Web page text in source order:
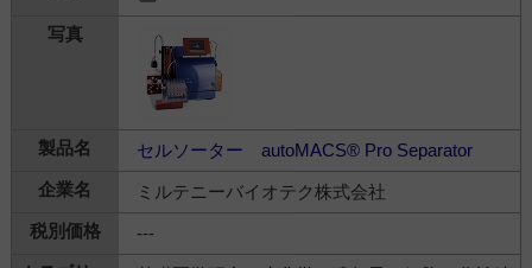
セルソーター autoMACS® Pro Separator
ミルテニーバイオテク株式会社
---